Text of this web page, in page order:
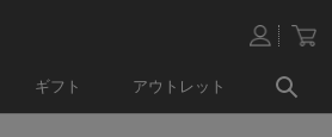
ギフト アウトレット